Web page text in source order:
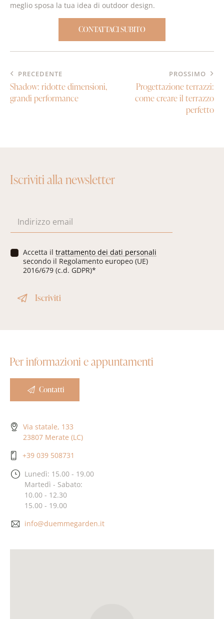
meglio sposa la tua idea di outdoor design.
CONTATTACI SUBITO
PRECEDENTE
Shadow: ridotte dimensioni,
grandi performance
PROSSIMO
Progettazione terrazzi:
come creare il terrazzo
perfetto
Iscriviti alla newsletter
a
lP
Accetta iltrattamento dei dati personali
secondo il Regolamento europeo (UE)
2016/679 (c.d. GDPR)*
Iscriviti
Per informazioni e appuntamenti
Contatti
Via statale, 133
23807 Merate (LC)
+39 039 508731
Lunedì: 15.00 - 19.00
Martedì - Sabato:
10.00 - 12.30
15.00 - 19.00
info@duemmegarden.it